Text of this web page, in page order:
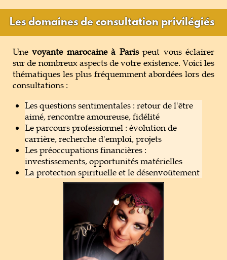
Les domaines de consultation privilégiés
Unevoyante marocaine à Parispeut vous éclairer
sur de nombreux aspects de votre existence. Voici les
thématiques les plus fréquemment abordées lors des
consultations :
Les questions sentimentales : retour de l'être
aimé, rencontre amoureuse, fidélité
Le parcours professionnel : évolution de
carrière, recherche d'emploi, projets
Les préoccupations financières :
investissements, opportunités matérielles
La protection spirituelle et le désenvoûtement